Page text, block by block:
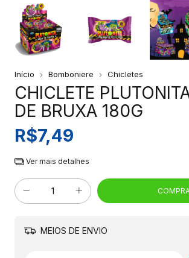
Início Bomboniere Chicletes
CHICLETE
DE BRUXA 180G
R$7,49
Ver mais detalhes
MEIOS DE ENVIO